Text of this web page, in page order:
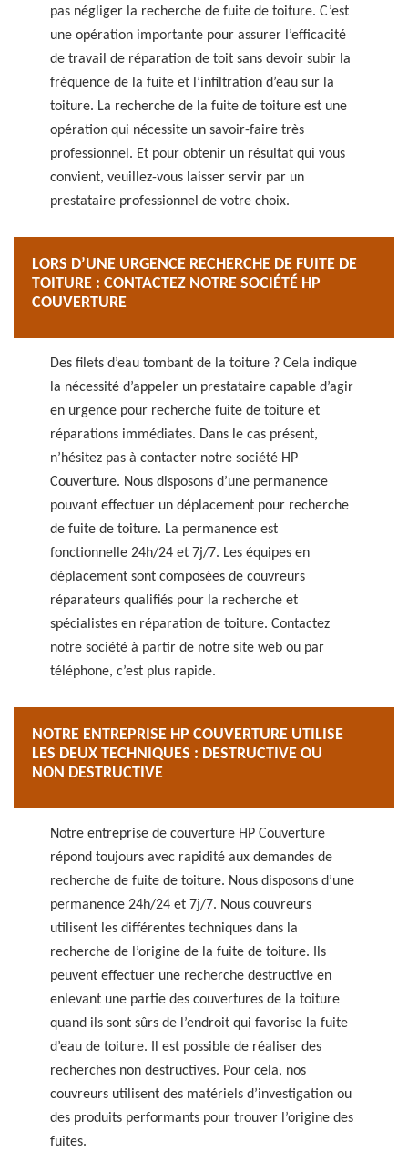
pas négliger la recherche de fuite de toiture. C’est
une opération importante pour assurer l’efficacité
de travail de réparation de toit sans devoir subir la
fréquence de la fuite et l’infiltration d’eau sur la
toiture. La recherche de la fuite de toiture est une
opération qui nécessite un savoir-faire très
professionnel. Et pour obtenir un résultat qui vous
convient, veuillez-vous laisser servir par un
prestataire professionnel de votre choix.
LORS D’UNE URGENCE RECHERCHE DE FUITE DE
TOITURE : CONTACTEZ NOTRE SOCIÉTÉ HP
COUVERTURE
Des filets d’eau tombant de la toiture ? Cela indique
la nécessité d’appeler un prestataire capable d’agir
en urgence pour recherche fuite de toiture et
réparations immédiates. Dans le cas présent,
n’hésitez pas à contacter notre société HP
Couverture. Nous disposons d’une permanence
pouvant effectuer un déplacement pour recherche
de fuite de toiture. La permanence est
fonctionnelle 24h/24 et 7j/7. Les équipes en
déplacement sont composées de couvreurs
réparateurs qualifiés pour la recherche et
spécialistes en réparation de toiture. Contactez
notre société à partir de notre site web ou par
téléphone, c’est plus rapide.
NOTRE ENTREPRISE HP COUVERTURE UTILISE
LES DEUX TECHNIQUES : DESTRUCTIVE OU
NON DESTRUCTIVE
Notre entreprise de couverture HP Couverture
répond toujours avec rapidité aux demandes de
recherche de fuite de toiture. Nous disposons d’une
permanence 24h/24 et 7j/7. Nous couvreurs
utilisent les différentes techniques dans la
recherche de l’origine de la fuite de toiture. Ils
peuvent effectuer une recherche destructive en
enlevant une partie des couvertures de la toiture
quand ils sont sûrs de l’endroit qui favorise la fuite
d’eau de toiture. Il est possible de réaliser des
recherches non destructives. Pour cela, nos
couvreurs utilisent des matériels d’investigation ou
des produits performants pour trouver l’origine des
fuites.